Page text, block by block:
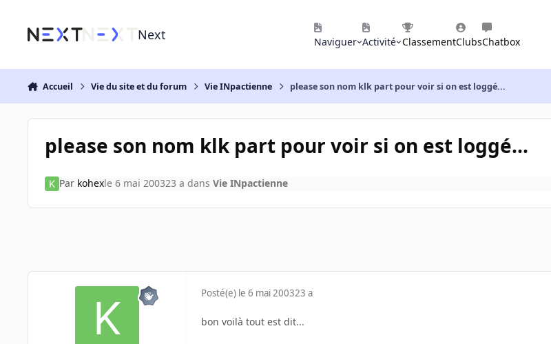
Next Naviguer Activité ClassementClubsChatbox
Accueil Vie du site et du forum Vie INpactienne please son nom klk part pour voir si on est loggé...
please son nom klk part pour voir si on est loggé...
Par kohexle 6 mai 200323 a dans Vie INpactienne
Posté(e) le 6 mai 200323 a
bon voilà tout est dit...